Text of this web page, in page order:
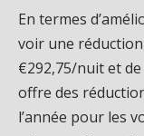
En termes
voir une
€292,75/nuit et
offre des
l’année pour les